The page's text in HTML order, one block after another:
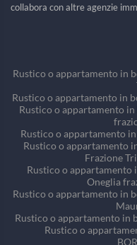
collabora con altre agenzie
Rustico o appartamento in
Rustico o appartamento in
Rustico o appartamento
Rustico o appartamento
Rustico o appartamento
Frazione
Rustico o appartamento
Oneglia
Rustico o appartamento in
Rustico o appartamento in
Rustico o